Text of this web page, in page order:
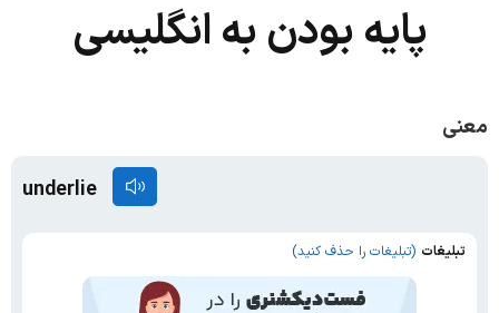
پایه بودن به انگلیسی
معنی
underlie
تبلیغات (تبلیغات را حذف کنید)